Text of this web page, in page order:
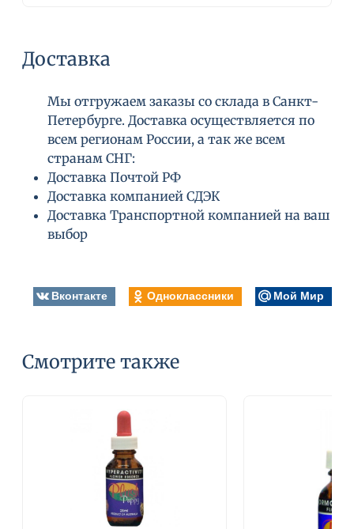
Доставка
Мы отгружаем заказы со склада в Санкт-
Петербурге. Доставка осуществляется по
всем регионам России, а так же всем
странам СНГ:
Доставка Почтой РФ
Доставка компанией СДЭК
Доставка Транспортной компанией на ваш
выбор
Вконтакте Одноклассники Мой Мир
Смотрите также